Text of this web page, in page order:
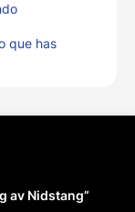
que has
av Nidstang”